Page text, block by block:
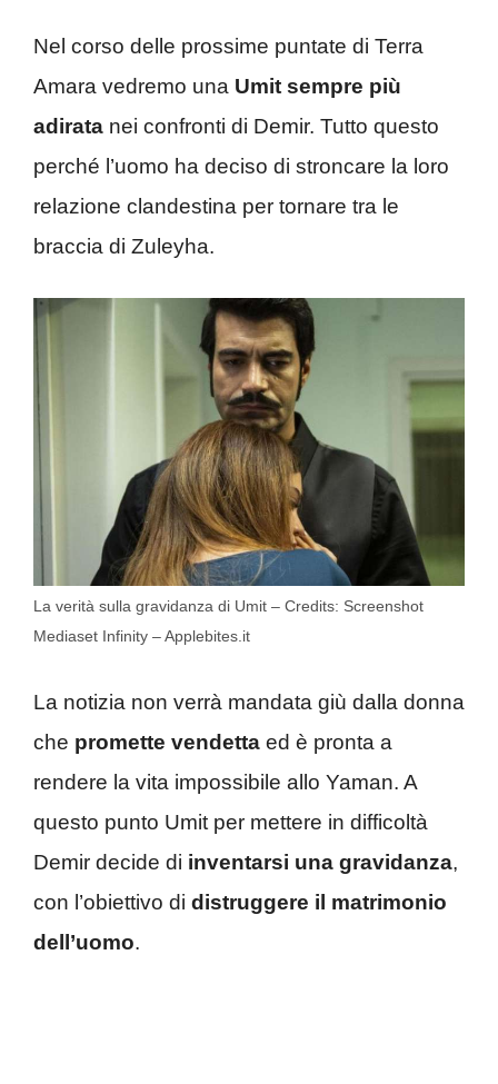
Nel corso delle prossime puntate di Terra
Amara vedremo una Umit sempre più
adirata nei confronti di Demir. Tutto questo
perché l’uomo ha deciso di stroncare la loro
relazione clandestina per tornare tra le
braccia di Zuleyha.
La verità sulla gravidanza di Umit – Credits: Screenshot
Mediaset Infinity – Applebites.it
La notizia non verrà mandata giù dalla donna
che promette vendetta ed è pronta a
rendere la vita impossibile allo Yaman. A
questo punto Umit per mettere in difficoltà
Demir decide di inventarsi una gravidanza,
con l’obiettivo di distruggere il matrimonio
dell’uomo.